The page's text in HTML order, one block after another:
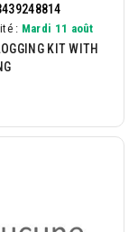
: Mardi 11 août
KIT WITH